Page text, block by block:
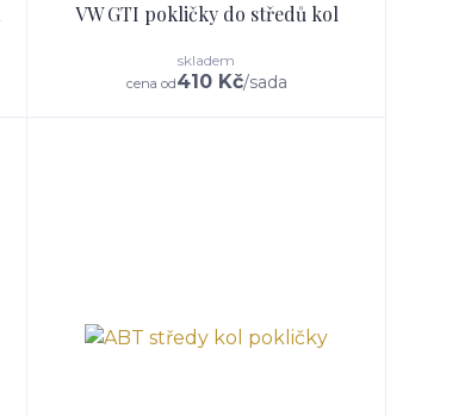
VW GTI pokličky do středů kol
cena od410 Kč/sada
skladem